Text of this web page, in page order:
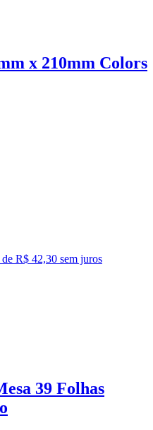
x 210mm Colors
R$ 42,30 sem juros
39 Folhas